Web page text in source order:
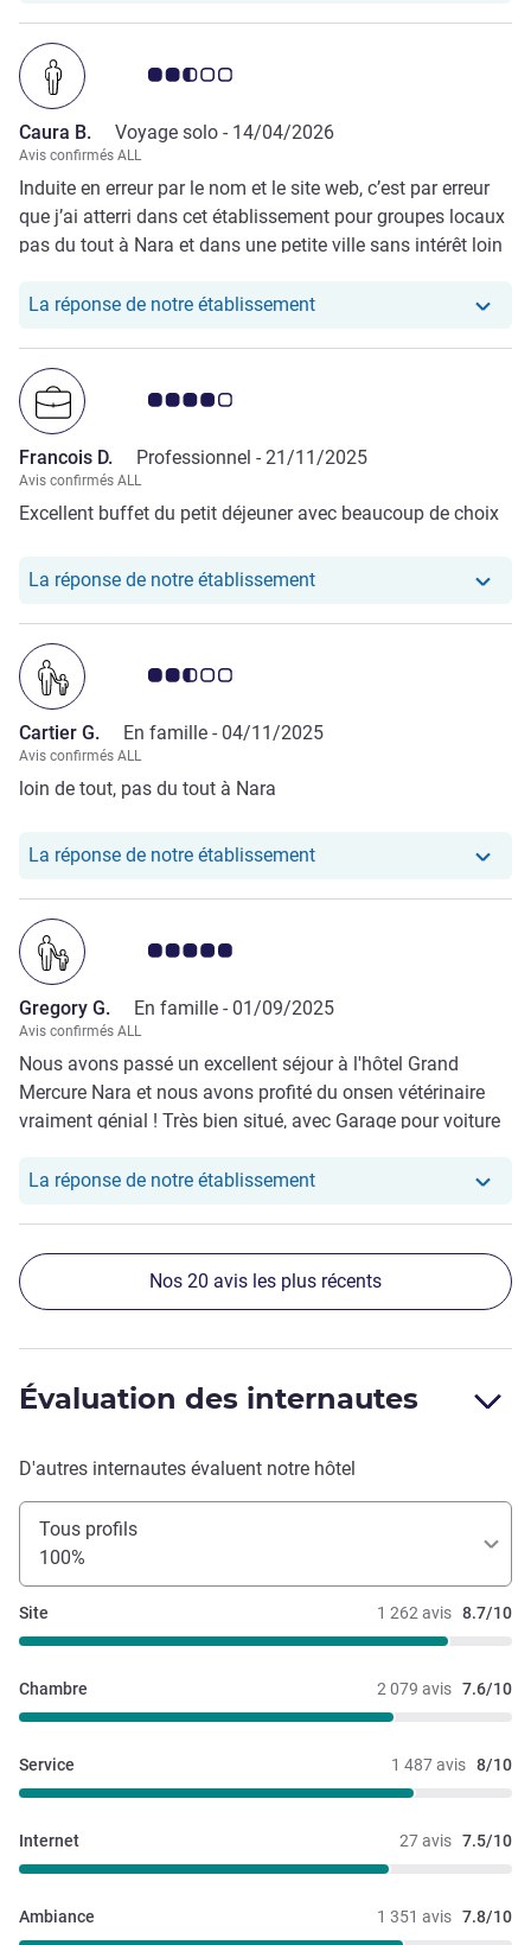
Note Avis clients 2.5/5
Caura B. Voyage solo - 14/04/2026
Avis confirmés ALL
Induite en erreur par le nom et le site web, c’est par erreur
que j’ai atterri dans cet établissement pour groupes locaux
pas du tout à Nara et dans une petite ville sans intérêt loin
onsen agréable et un petit dejeuner copieux
La réponse de notre établissementNotre hôtel a repondu au
Note Avis clients 4.0/5
Francois D. Professionnel - 21/11/2025
Avis confirmés ALL
Excellent buffet du petit déjeuner avec beaucoup de choix
La réponse de notre établissementNotre hôtel a repondu au
Note Avis clients 2.5/5
Cartier G. En famille - 04/11/2025
Avis confirmés ALL
loin de tout, pas du tout à Nara
La réponse de notre établissementNotre hôtel a repondu au
Note Avis clients 5.0/5
Gregory G. En famille - 01/09/2025
Avis confirmés ALL
Nous avons passé un excellent séjour à l'hôtel Grand
Mercure Nara et nous avons profité du onsen vétérinaire
vraiment génial ! Très bien situé, avec Garage pour voiture
La réponse de notre établissementNotre hôtel a repondu au
Nos 20 avis les plus récents
Évaluation des internautes
D'autres internautes évaluent notre hôtel
Tous profils
100%
1 262 avis 8.7/10
Site
2 079 avis 7.6/10
Chambre
1 487 avis 8/10
Service
27 avis 7.5/10
Internet
1 351 avis 7.8/10
Ambiance